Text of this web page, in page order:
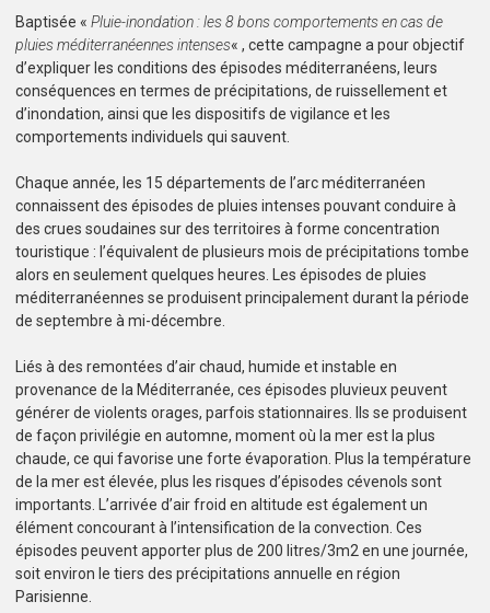
Baptisée « Pluie-inondation : les 8 bons comportements en cas de
pluies méditerranéennes intenses« , cette campagne a pour objectif
d’expliquer les conditions des épisodes méditerranéens, leurs
conséquences en termes de précipitations, de ruissellement et
d’inondation, ainsi que les dispositifs de vigilance et les
comportements individuels qui sauvent.
Chaque année, les 15 départements de l’arc méditerranéen
connaissent des épisodes de pluies intenses pouvant conduire à
des crues soudaines sur des territoires à forme concentration
touristique : l’équivalent de plusieurs mois de précipitations tombe
alors en seulement quelques heures. Les épisodes de pluies
méditerranéennes se produisent principalement durant la période
de septembre à mi-décembre.
Liés à des remontées d’air chaud, humide et instable en
provenance de la Méditerranée, ces épisodes pluvieux peuvent
générer de violents orages, parfois stationnaires. Ils se produisent
de façon privilégie en automne, moment où la mer est la plus
chaude, ce qui favorise une forte évaporation. Plus la température
de la mer est élevée, plus les risques d’épisodes cévenols sont
importants. L’arrivée d’air froid en altitude est également un
élément concourant à l’intensification de la convection. Ces
épisodes peuvent apporter plus de 200 litres/3m2 en une journée,
soit environ le tiers des précipitations annuelle en région
Parisienne.